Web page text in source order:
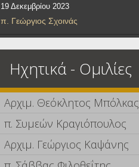
19 Δεκεμβρίου 2023
π. Γεώργιος Σχοινάς
Ηχητικά - Ομιλίες
Αρχιμ. Θεόκλητος Μπόλκας
π. Συμεών Κραγιόπουλος
Αρχιμ. Γεώργιος Καψάνης